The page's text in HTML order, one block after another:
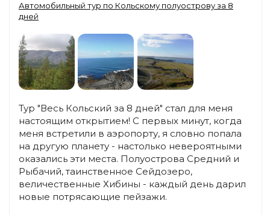
Автомобильный тур по Кольскому полуострову за 8
дней
Тур "Весь Кольский за 8 дней" стал для меня
настоящим открытием! С первых минут, когда
меня встретили в аэропорту, я словно попала
на другую планету - настолько невероятными
оказались эти места. Полуострова Средний и
Рыбачий, таинственное Сейдозеро,
величественные Хибины - каждый день дарил
новые потрясающие пейзажи.